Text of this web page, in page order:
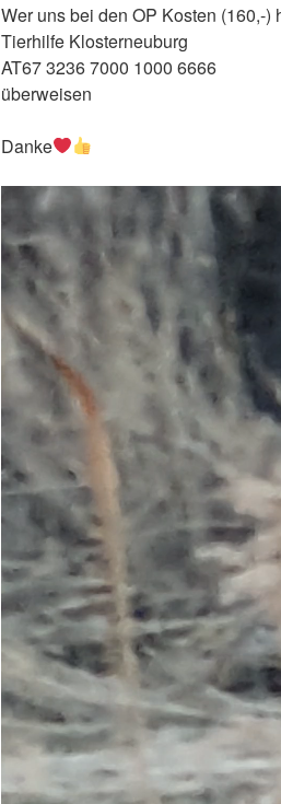
Wer uns bei den OP Kosten (160,-)
Tierhilfe Klosterneuburg
AT67 3236 7000 1000 6666
überweisen
Danke